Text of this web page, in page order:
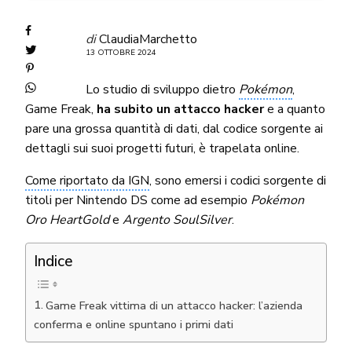
diClaudiaMarchetto
13 OTTOBRE 2024
Lo studio di sviluppo dietro Pokémon,
Game Freak, ha subito un attacco hackere a quanto
pare una grossa quantità di dati, dal codice sorgente ai
dettagli sui suoi progetti futuri, è trapelata online.
Come riportato da IGN, sono emersi i codici sorgente di
titoli per Nintendo DS come ad esempio Pokémon
Oro HeartGoldeArgento SoulSilver.
Indice
Game Freak vittima di un attacco hacker: l’azienda
conferma e online spuntano i primi dati